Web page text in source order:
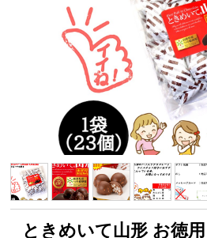
ときめいて山形 お徳